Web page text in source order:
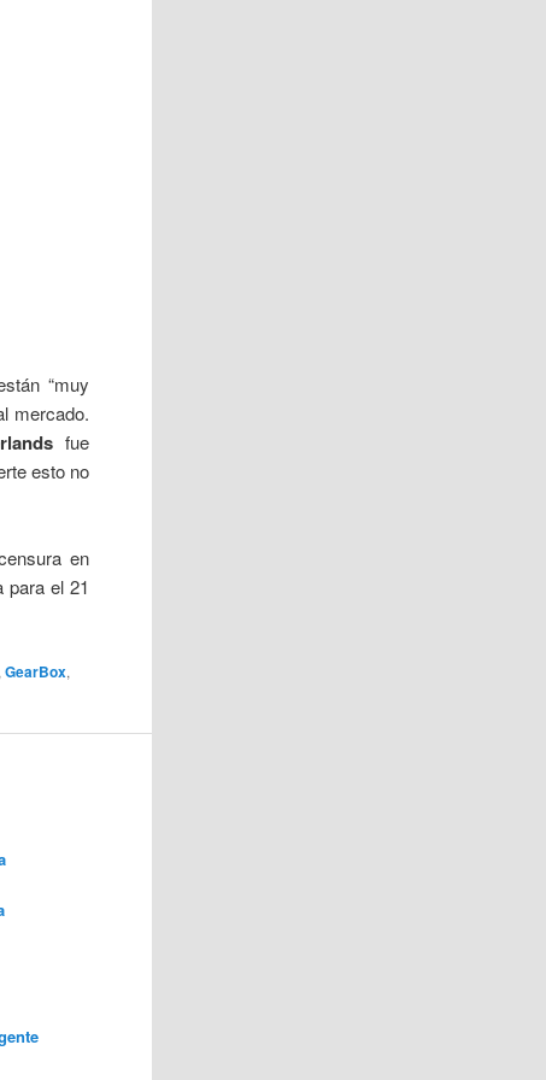
“muy
mercado.
fue
esto no
en
para el 21
,GearBox,